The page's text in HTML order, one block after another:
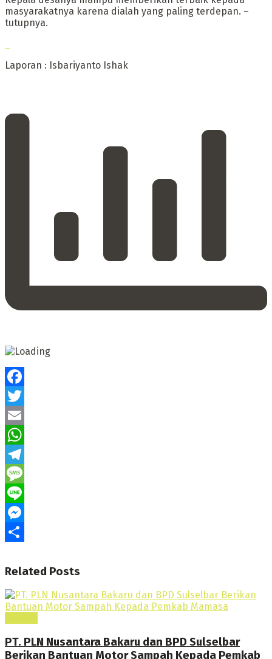
masyarakatnya karena dialah yang paling terdepan. –
tutupnya.
Laporan : Isbariyanto Ishak
Facebook
Twitter
Email
WhatsApp
Telegram
Message
Line
Messenger
Related Posts
PT. PLN Nusantara Bakaru dan BPD Sulselbar
Berikan Bantuan Motor Sampah Kepada Pemkab